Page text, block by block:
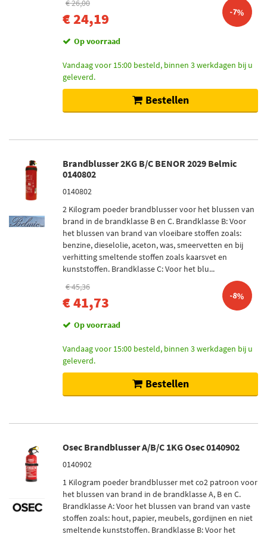
€ 26,00
€ 24,19 -7%
Op voorraad
Vandaag voor 15:00 besteld, binnen 3 werkdagen bij u
geleverd.
Bestellen
Brandblusser 2KG B/C BENOR 2029 Belmic
0140802
0140802
2 Kilogram poeder brandblusser voor het blussen van
brand in de brandklasse B en C. Brandklasse B: Voor
het blussen van brand van vloeibare stoffen zoals:
benzine, dieselolie, aceton, was, smeervetten en bij
verhitting smeltende stoffen zoals kaarsvet en
kunststoffen. Brandklasse C: Voor het blu...
€ 45,36
€ 41,73 -8%
Op voorraad
Vandaag voor 15:00 besteld, binnen 3 werkdagen bij u
geleverd.
Bestellen
Osec Brandblusser A/B/C 1KG Osec 0140902
0140902
1 Kilogram poeder brandblusser met co2 patroon voor
het blussen van brand in de brandklasse A, B en C.
Brandklasse A: Voor het blussen van brand van vaste
stoffen zoals: hout, papier, meubels, gordijnen en niet
smeltende kunststoffen. Brandklasse B: Voor het